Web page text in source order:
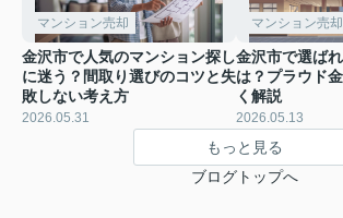
マンション売却
金沢市で人気のマンション探し
に迷う？間取り選びのコツと失
敗しない考え方
2026.05.31
マンション売却
金沢市で選ば
は？プラウド
く解説
2026.05.13
もっと見る
ブログトップへ